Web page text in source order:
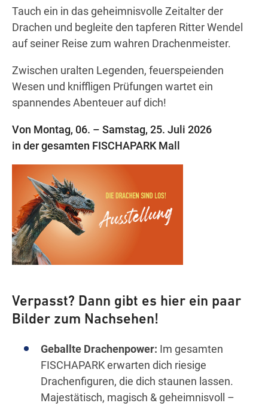
Wegbeschreibung
Tauch ein in das geheimnisvolle Zeitalter der
Drachen und begleite den tapferen Ritter Wendel
auf seiner Reise zum wahren Drachenmeister.
Zwischen uralten Legenden, feuerspeienden
Wesen und kniffligen Prüfungen wartet ein
spannendes Abenteuer auf dich!
Von Montag, 06. – Samstag, 25. Juli 2026
in der gesamten FISCHAPARK Mall
Verpasst? Dann gibt es hier ein paar
Bilder zum Nachsehen!
Geballte Drachenpower: Im gesamten
FISCHAPARK erwarten dich riesige
Drachenfiguren, die dich staunen lassen.
Majestätisch, magisch & geheimnisvoll –